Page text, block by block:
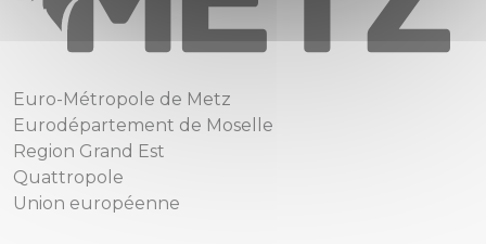
Euro-Métropole de Metz
Eurodépartement de Moselle
Region Grand Est
Quattropole
Union européenne